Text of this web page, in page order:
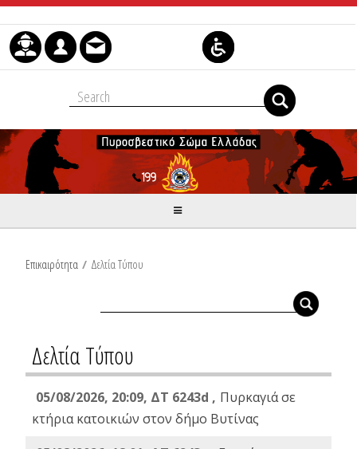
Μετάβαση στο περιεχόμενο
Επικαιρότητα / Δελτία Τύπου
Δελτία Τύπου
05/08/2026, 20:09, ΔΤ 6243d , Πυρκαγιά σε
κτήρια κατοικιών στον δήμο Βυτίνας